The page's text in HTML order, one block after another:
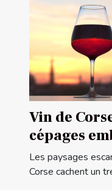
Vin de
cépages
l'île de
Les paysages
Corse cachent un